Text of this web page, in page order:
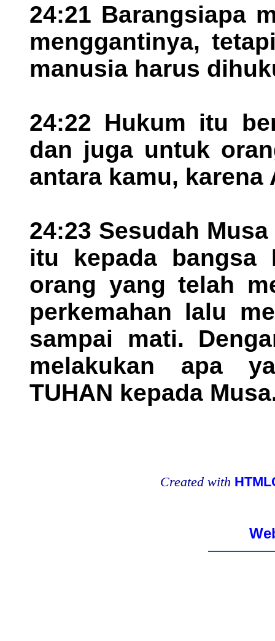
24:21 Barangsiapa
menggantinya,
manusia harus
24:22 Hukum itu
dan juga untuk
antara kamu, karena
24:23 Sesudah
itu kepada bangsa
orang yang telah
perkemahan lalu
sampai mati.
melakukan apa
TUHAN kepada
Created with